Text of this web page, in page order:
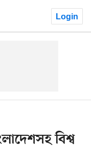
Login
বিশ্ব